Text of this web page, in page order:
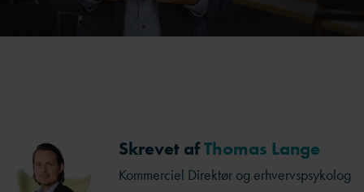
Skrevet afThomas Lange
Kommerciel Direktør og erhvervspsykolog